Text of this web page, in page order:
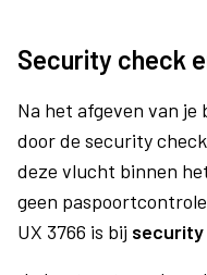
Security check
Na het afgeven van je
door de security
deze vlucht binnen
geen
UX 3766 is bij security